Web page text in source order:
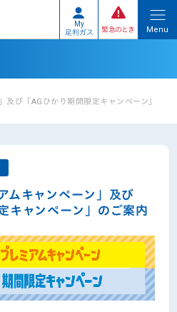
My
足利ガス
緊急のとき Menu
及び「AGひかり期間限定キャンペーン」
ムキャンペーン」及び
キャンペーン」のご案内